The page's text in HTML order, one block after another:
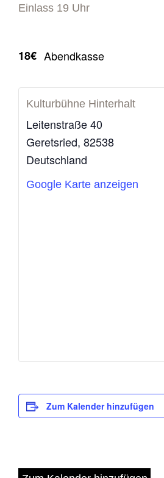
Einlass 19 Uhr
18€ Abendkasse
Kulturbühne Hinterhalt
Leitenstraße 40
Geretsried, 82538
Deutschland
Google Karte anzeigen
Zum Kalender hinzufügen